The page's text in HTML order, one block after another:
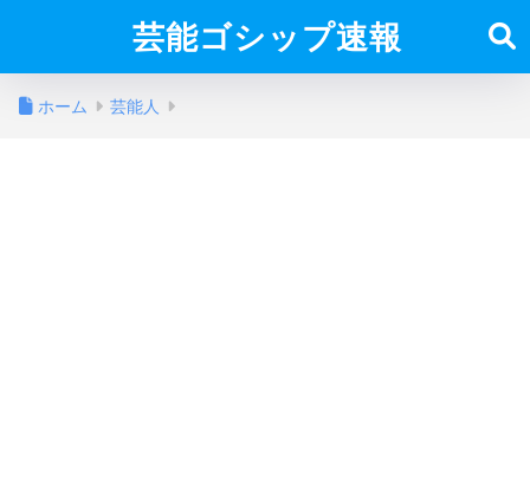
芸能ゴシップ速報
ホーム 芸能人